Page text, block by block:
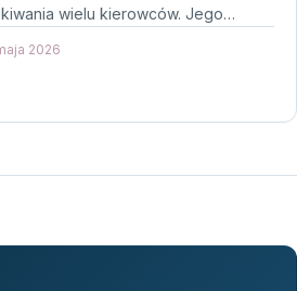
wielu kierowców. Jego…
2026